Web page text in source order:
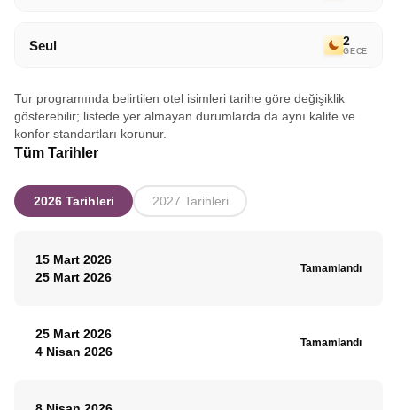
Seul 2
GECE
Tur programında belirtilen otel isimleri tarihe göre değişiklik
gösterebilir; listede yer almayan durumlarda da aynı kalite ve
konfor standartları korunur.
Tüm Tarihler
2026 Tarihleri 2027 Tarihleri
15 Mart 2026
25 Mart 2026
Tamamlandı
25 Mart 2026
4 Nisan 2026
Tamamlandı